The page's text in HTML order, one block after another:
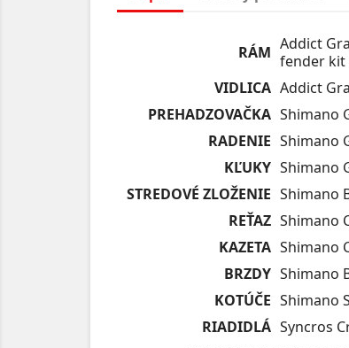
RÁM Addict
fender kit
VIDLICA Addict
PREHADZOVAČKA Shimano
RADENIE Shimano
KĽUKY Shimano
STREDOVÉ ZLOŽENIE Shimano
REŤAZ Shimano
KAZETA Shimano
BRZDY Shimano
KOTÚČE Shimano
RIADIDLÁ Syncros